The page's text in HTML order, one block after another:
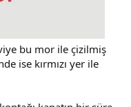
bu mor ile çizilmiş
ise kırmızı yer ile